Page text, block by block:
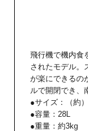
飛行機で機内食
されたモデル。
が楽にできるの
ルで開閉でき、
●サイズ：（約
●容量：28L
●重量：約3kg